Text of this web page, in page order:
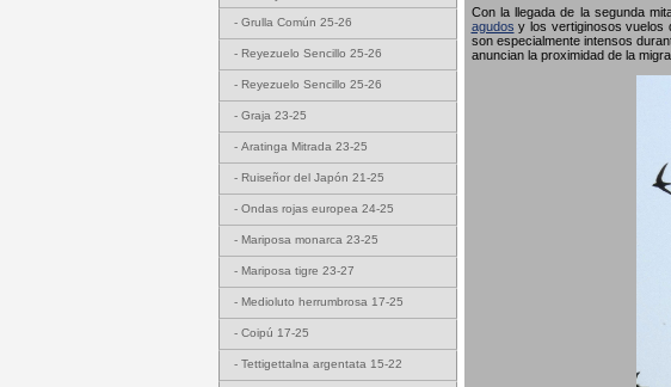
- Grulla Común 25-26
- Reyezuelo Sencillo 25-26
- Reyezuelo Sencillo 25-26
- Graja 23-25
- Aratinga Mitrada 23-25
- Ruiseñor del Japón 21-25
- Ondas rojas europea 24-25
- Mariposa monarca 23-25
- Mariposa tigre 23-27
- Medioluto herrumbrosa 17-25
- Coipú 17-25
- Tettigettalna argentata 15-22
Con la llegada de la segunda
agudos y los vertiginosos vuelos
son especialmente intensos
anuncian la proximidad de la